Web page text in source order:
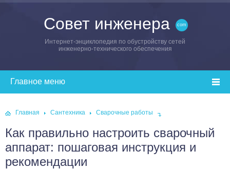
Совет инженера
Интернет-энциклопедия по обустройству сетей
инженерно-технического обеспечения
Главная Сантехника Сварочные работы
Как правильно настроить сварочный
аппарат: пошаговая инструкция и
рекомендации